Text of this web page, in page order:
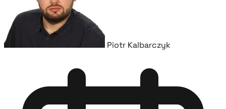
Piotr Kalbarczyk